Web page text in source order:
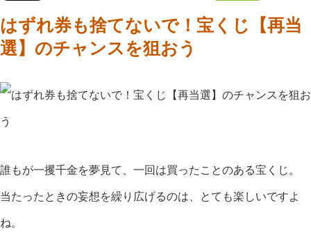
はずれ券も捨てないで！宝くじ【再当
選】のチャンスを狙おう
誰もが一攫千金を夢見て、一回は買ったことのある宝くじ。
当たったときの妄想を繰り広げるのは、とても楽しいですよ
ね。